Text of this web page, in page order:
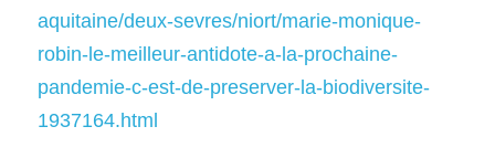
aquitaine/deux-sevres/niort/marie-monique-
robin-le-meilleur-antidote-a-la-prochaine-
pandemie-c-est-de-preserver-la-biodiversite-
1937164.html